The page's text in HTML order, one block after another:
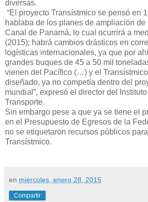
diversas.
“El proyecto Transístmico se pensó en
hablaba de los planes de ampliación de
Canal de Panamá, lo cual ocurrirá a
(2015); habrá cambios drásticos en
logísticas internacionales, ya que por
grandes buques de 45 a 50 mil
vienen del Pacífico (…) y el
diseñado, ya no competía dentro del
mundial”, expresó el director del
Transporte.
Sin embargo pese a que ya se tiene el
en el Presupuesto de Egresos de la
no se etiquetaron recursos públicos
Transístmico.
en miércoles, enero 28, 2015
Compartir